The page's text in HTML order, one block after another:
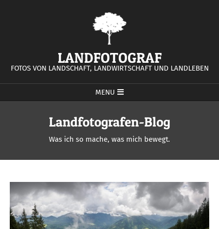
LANDFOTOGRAF
FOTOS VON LANDSCHAFT, LANDWIRTSCHAFT UND LANDLEBEN
Navigation
MENU
Landfotografen-Blog
Was ich so mache, was mich bewegt.